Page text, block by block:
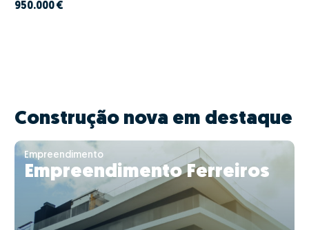
950.000 €
Construção nova em destaque
Empreendimento
Empreendimento Ferreiros